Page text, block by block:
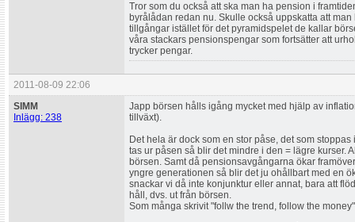
Tror som du också att ska man ha pension i
byrålådan redan nu. Skulle också uppskatta att
tillgångar istället för det pyramidspelet de kallar
våra stackars pensionspengar som fortsätter att
trycker pengar.
2011-08-09 22:06
SIMM
Inlägg: 238
Japp börsen hålls igång mycket med hjälp av
tillväxt).
Det hela är dock som en stor påse, det som
tas ur påsen så blir det mindre i den = lägre kurser.
börsen. Samt då pensionsavgångarna ökar
yngre generationen så blir det ju ohållbart med en
snackar vi då inte konjunktur eller annat, bara att
håll, dvs. ut från börsen.
Som många skrivit "follw the trend, follow the